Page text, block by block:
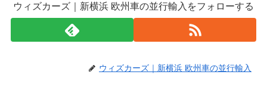
ウィズカーズ｜新横浜 欧州車の並行輸入をフォローする
ウィズカーズ｜新横浜 欧州車の並行輸入